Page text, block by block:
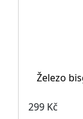
Železo
299 Kč